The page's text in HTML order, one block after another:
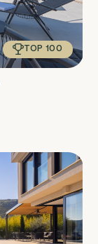
TOP 100